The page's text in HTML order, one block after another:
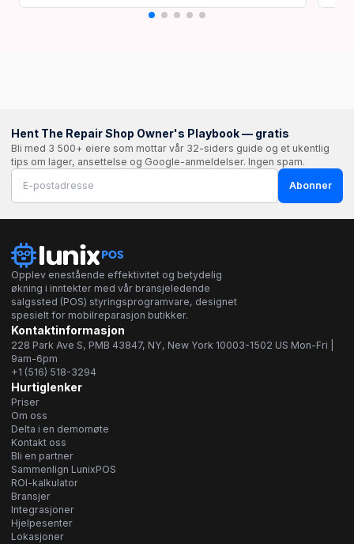
Hent The Repair Shop Owner's Playbook — gratis
Bli med 3 500+ eiere som mottar vår 32-siders guide og et ukentlig
tips om lager, ansettelse og Google-anmeldelser. Ingen spam.
Abonner
Opplev enestående effektivitet og betydelig
økning i inntekter med vår bransjeledende
salgssted (POS) styringsprogramvare, designet
spesielt for mobilreparasjon butikker.
Kontaktinformasjon
228 Park Ave S, PMB 43847, NY, New York 10003-1502 US Mon-Fri |
9am-6pm
+1 (516) 518-3294
Hurtiglenker
Priser
Om oss
Delta i en demomøte
Kontakt oss
Bli en partner
Sammenlign LunixPOS
ROI-kalkulator
Bransjer
Integrasjoner
Hjelpesenter
Lokasjoner